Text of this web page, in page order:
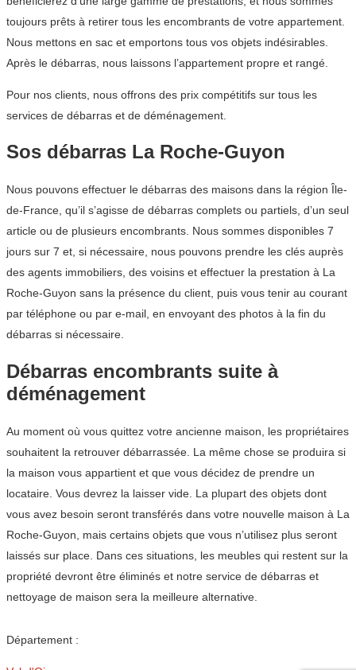
toujours prêts à retirer tous les encombrants de votre appartement.
Nous mettons en sac et emportons tous vos objets indésirables.
Après le débarras, nous laissons l’appartement propre et rangé.
Pour nos clients, nous offrons des prix compétitifs sur tous les
services de débarras et de déménagement.
Sos débarras La Roche-Guyon
Nous pouvons effectuer le débarras des maisons dans la région Île-
de-France, qu’il s’agisse de débarras complets ou partiels, d’un seul
article ou de plusieurs encombrants. Nous sommes disponibles 7
jours sur 7 et, si nécessaire, nous pouvons prendre les clés auprès
des agents immobiliers, des voisins et effectuer la prestation à La
Roche-Guyon sans la présence du client, puis vous tenir au courant
par téléphone ou par e-mail, en envoyant des photos à la fin du
débarras si nécessaire.
Débarras encombrants suite à
déménagement
Au moment où vous quittez votre ancienne maison, les propriétaires
souhaitent la retrouver débarrassée. La même chose se produira si
la maison vous appartient et que vous décidez de prendre un
locataire. Vous devrez la laisser vide. La plupart des objets dont
vous avez besoin seront transférés dans votre nouvelle maison à La
Roche-Guyon, mais certains objets que vous n’utilisez plus seront
laissés sur place. Dans ces situations, les meubles qui restent sur la
propriété devront être éliminés et notre service de débarras et
nettoyage de maison sera la meilleure alternative.
Département :